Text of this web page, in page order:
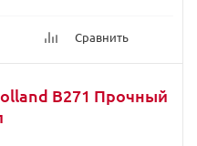
Сравнить
B271 Прочный